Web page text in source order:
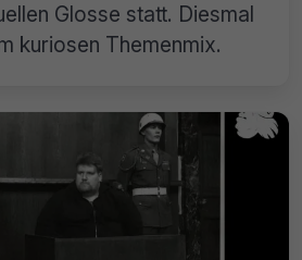
Glosse statt. Diesmal
kuriosen Themenmix.